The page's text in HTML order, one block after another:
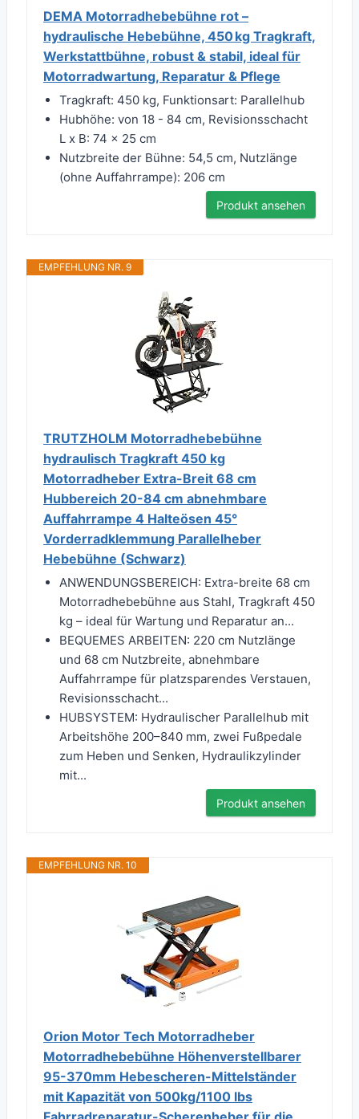
DEMA Motorradhebebühne rot –
hydraulische Hebebühne, 450 kg Tragkraft,
Werkstattbühne, robust & stabil, ideal für
Motorradwartung, Reparatur & Pflege
Tragkraft: 450 kg, Funktionsart: Parallelhub
Hubhöhe: von 18 - 84 cm, Revisionsschacht
L x B: 74 x 25 cm
Nutzbreite der Bühne: 54,5 cm, Nutzlänge
(ohne Auffahrrampe): 206 cm
Produkt ansehen
EMPFEHLUNG NR. 9
TRUTZHOLM Motorradhebebühne
hydraulisch Tragkraft 450 kg
Motorradheber Extra-Breit 68 cm
Hubbereich 20-84 cm abnehmbare
Auffahrrampe 4 Halteösen 45°
Vorderradklemmung Parallelheber
Hebebühne (Schwarz)
ANWENDUNGSBEREICH: Extra-breite 68 cm
Motorradhebebühne aus Stahl, Tragkraft 450
kg – ideal für Wartung und Reparatur an...
BEQUEMES ARBEITEN: 220 cm Nutzlänge
und 68 cm Nutzbreite, abnehmbare
Auffahrrampe für platzsparendes Verstauen,
Revisionsschacht...
HUBSYSTEM: Hydraulischer Parallelhub mit
Arbeitshöhe 200–840 mm, zwei Fußpedale
zum Heben und Senken, Hydraulikzylinder
mit...
Produkt ansehen
EMPFEHLUNG NR. 10
Orion Motor Tech Motorradheber
Motorradhebebühne Höhenverstellbarer
95-370mm Hebescheren-Mittelständer
mit Kapazität von 500kg/1100 lbs